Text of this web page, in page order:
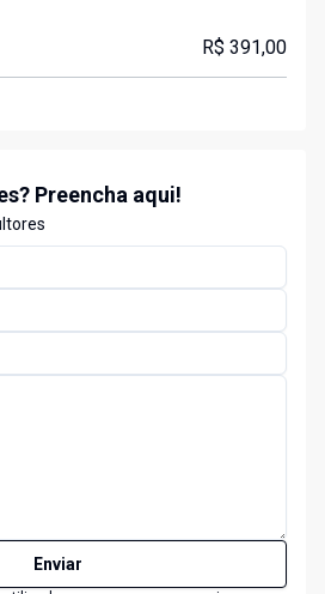
R$ 391,00
Preencha aqui!
Enviar